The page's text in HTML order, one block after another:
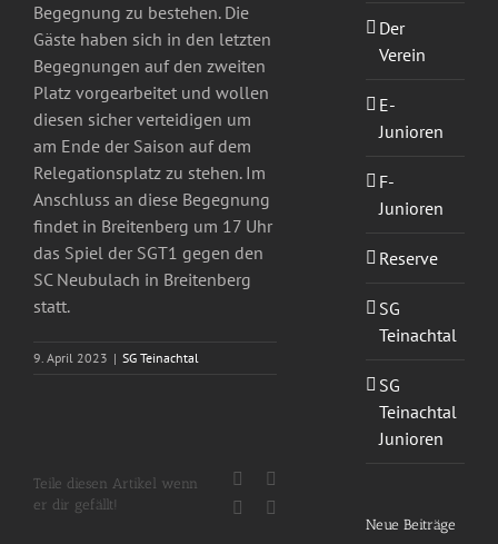
Begegnung zu bestehen. Die
Gäste haben sich in den letzten
Begegnungen auf den zweiten
Platz vorgearbeitet und wollen
diesen sicher verteidigen um
am Ende der Saison auf dem
Relegationsplatz zu stehen. Im
Anschluss an diese Begegnung
findet in Breitenberg um 17 Uhr
das Spiel der SGT1 gegen den
SC Neubulach in Breitenberg
statt.
9. April 2023 | SG Teinachtal
Teile diesen Artikel wenn
er dir gefällt!
Facebook
WhatsApp
Der
Verein
E-
Junioren
F-
Junioren
Reserve
SG
Teinachtal
SG
Teinachtal
Junioren
Neue Beiträge